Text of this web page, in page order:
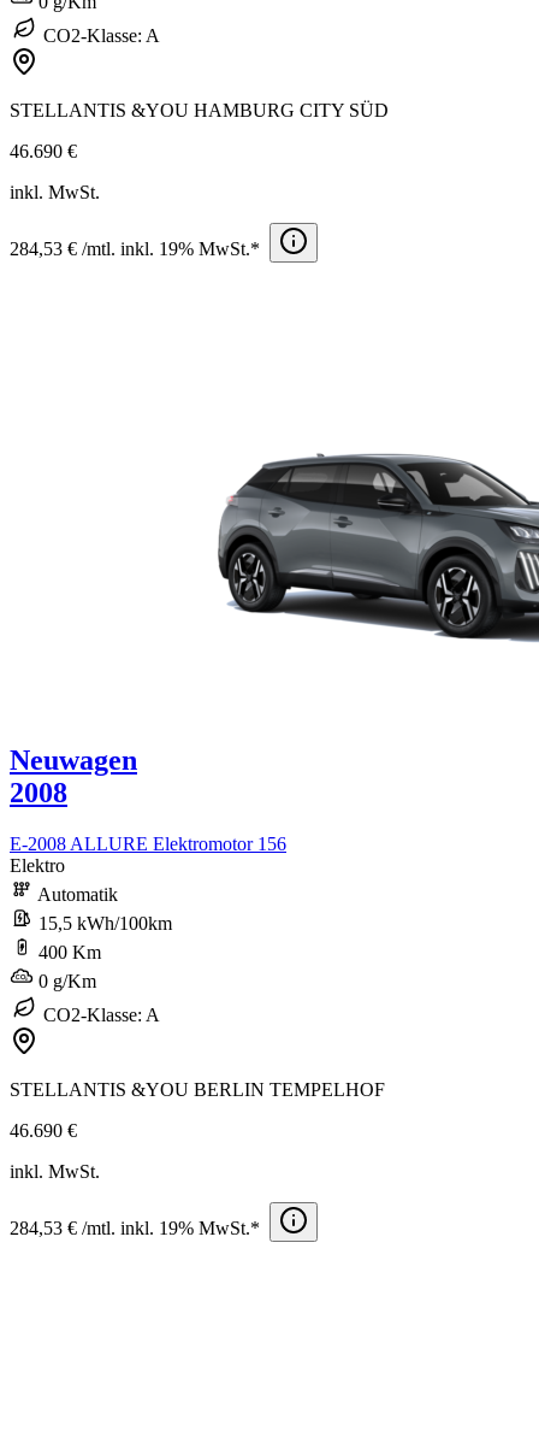
CO2-Klasse: A
STELLANTIS &YOU HAMBURG CITY SÜD
46.690 €
inkl. MwSt.
284,53 € /mtl. inkl. 19% MwSt.*
Neuwagen
2008
E-2008 ALLURE Elektromotor 156
Elektro
Automatik
15,5 kWh/100km
400 Km
0 g/Km
CO2-Klasse: A
STELLANTIS &YOU BERLIN TEMPELHOF
46.690 €
inkl. MwSt.
284,53 € /mtl. inkl. 19% MwSt.*